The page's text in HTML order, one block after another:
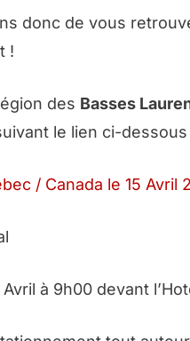
donc de vous
!
des Basses
le lien ci-
/ Canada le 15 Avril
Avril à 9h00 devant